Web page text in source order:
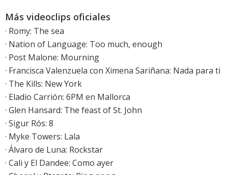
Más videoclips oficiales
· Romy: The sea
· Nation of Language: Too much, enough
· Post Malone: Mourning
· Francisca Valenzuela con Ximena Sariñana: Nada para ti
· The Kills: New York
· Eladio Carrión: 6PM en Mallorca
· Glen Hansard: The feast of St. John
· Sigur Rós: 8
· Myke Towers: Lala
· Álvaro de Luna: Rockstar
· Cali y El Dandee: Como ayer